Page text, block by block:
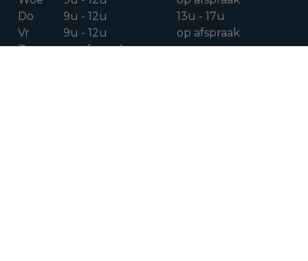
Do
9u - 12u
13u - 17u
Vr
9u - 12u
op afspraak
Za
op afspraak